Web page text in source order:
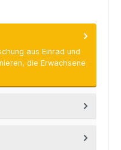
aus Einrad und
die Erwachsene